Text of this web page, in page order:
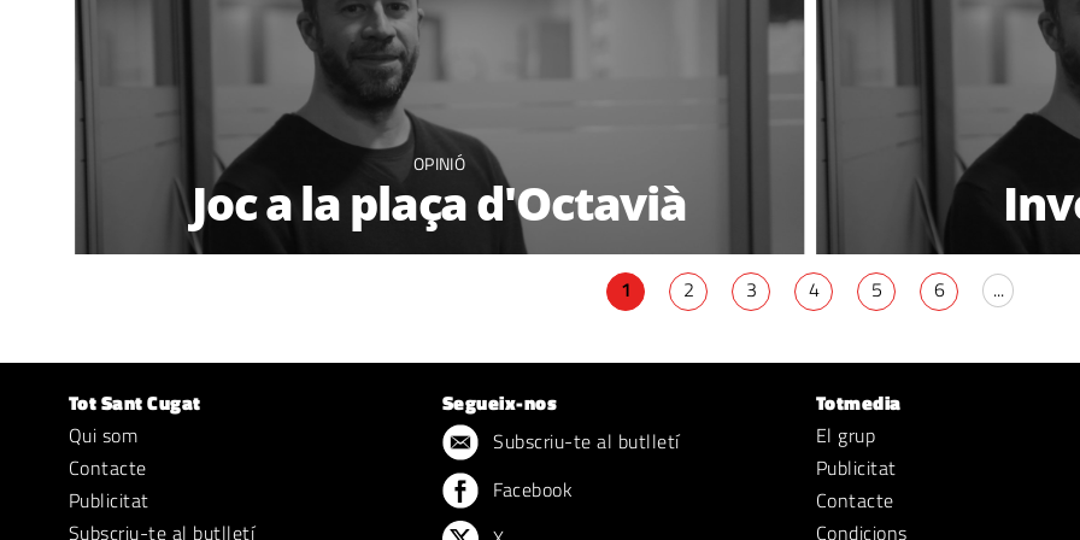
OPINIÓ
Joc a la plaça d'Octavià
1 2 3 4 5 6 ...
Tot Sant Cugat
Qui som
Contacte
Publicitat
Subscriu-te al butlletí
Segueix-nos
Subscriu-te al butlletí
Facebook
Totmedia
El grup
Publicitat
Contacte
Condicions